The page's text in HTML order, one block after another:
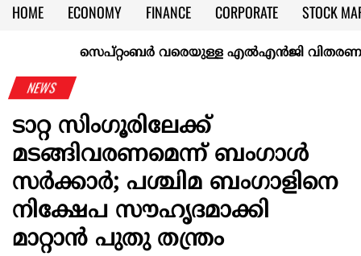
HOME ECONOMY FINANCE CORPORATE
STOCK
KERALA @70
സെപ്റ്റംബർ വരെയുള്ള എൽഎൻജി വിതരണം
NEWS
ടാറ്റ സിംഗൂരിലേക്ക്
മടങ്ങിവരണമെന്ന് ബംഗാൾ
സർക്കാർ; പശ്ചിമ ബംഗാളിനെ
നിക്ഷേപ സൗഹൃദമാക്കി
മാറ്റാന്‍ പുതു തന്ത്രം